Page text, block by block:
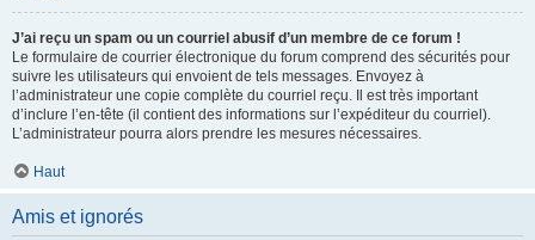
J’ai reçu un spam ou un courriel abusif d’un membre de ce forum !
Le formulaire de courrier électronique du forum comprend des sécurités pour
suivre les utilisateurs qui envoient de tels messages. Envoyez à
l’administrateur une copie complète du courriel reçu. Il est très important
d’inclure l’en-tête (il contient des informations sur l’expéditeur du courriel).
L’administrateur pourra alors prendre les mesures nécessaires.
Haut
Amis et ignorés